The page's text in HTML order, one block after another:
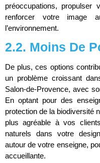
préoccupations,
renforcer votre image
l’environnement.
2.2. Moins De
De plus, ces options
un problème croissant
Salon-de-Provence, avec
En optant pour des
protection de la biodiversité
plus agréable à vos
naturels dans votre
autour de votre enseigne,
accueillante.